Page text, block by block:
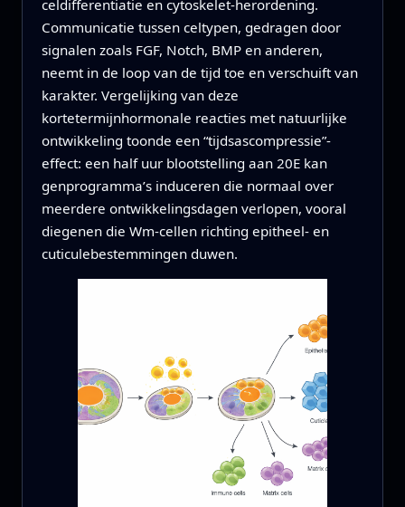
celdifferentiatie en cytoskelet‑herordening.
Communicatie tussen celtypen, gedragen door
signalen zoals FGF, Notch, BMP en anderen,
neemt in de loop van de tijd toe en verschuift van
karakter. Vergelijking van deze
kortetermijnhormonale reacties met natuurlijke
ontwikkeling toonde een “tijdsascompressie”-
effect: een half uur blootstelling aan 20E kan
genprogramma’s induceren die normaal over
meerdere ontwikkelingsdagen verlopen, vooral
diegenen die Wm-cellen richting epitheel- en
cuticulebestemmingen duwen.